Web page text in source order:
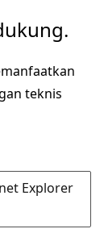
teknis
Explorer